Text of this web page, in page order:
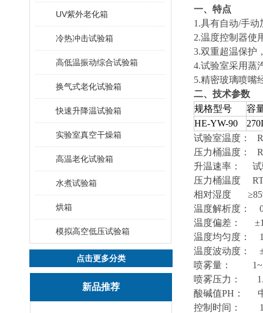
UV紫外老化箱
冷热冲击试验箱
高低温振动综合试验箱
换气式老化试验箱
快速升降温试验箱
实验室真空干燥箱
高温老化试验箱
水煮试验箱
烘箱
模拟高空低压试验箱
点击更多分类
新品推荐
一、特点
1.具有自动/手
2.温度控制器使
3.双重超温保护
4.试验室采用蒸
5.精密玻璃喷嘴
二、技术参数
规格型号
容
HE-YW-90
试验室温度：
压力桶温度：
升温速率： 试
压力桶温度
相对湿度
温度解析度：
温度偏差：
温度均匀度：
温度波动度：
喷雾量：
喷雾压力：
酸碱值PH：
控制时间：